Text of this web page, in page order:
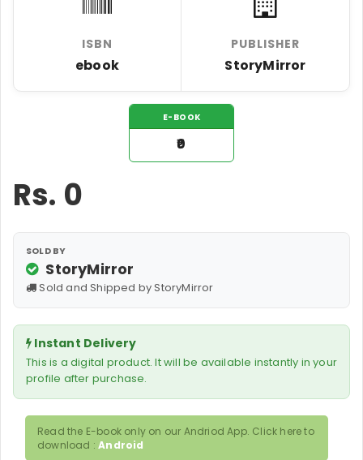
ISBN
ebook
PUBLISHER
StoryMirror
E-BOOK
₹0
Rs. 0
SOLD BY
StoryMirror
Sold and Shipped by StoryMirror
Instant Delivery
This is a digital product. It will be available instantly in your
profile after purchase.
Read the E-book only on our Andriod App. Click here to
download :Android